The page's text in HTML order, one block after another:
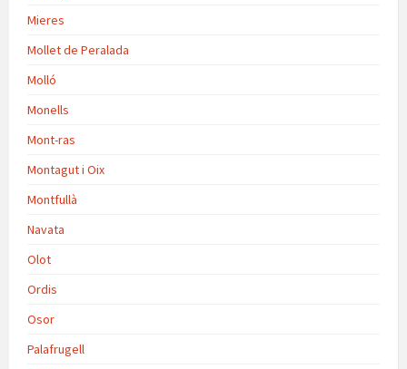
Mieres
Mollet de Peralada
Molló
Monells
Mont-ras
Montagut i Oix
Montfullà
Navata
Olot
Ordis
Osor
Palafrugell